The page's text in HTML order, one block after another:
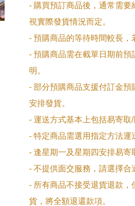
- 購買預訂商品後，通常需要
視實際發貨情況而定。
- 預購商品的等待時間較長，
- 預購商品需在截單日期前
明。
- 部分預購商品支援付訂金
安排發貨。
- 運送方式基本上包括易寄取/
- 特定商品需選用指定方法運
- 逢星期一及星期四安排易寄
- 不提供面交服務，請選擇合
- 所有商品不接受退貨退款
貨，將全額退還款項。